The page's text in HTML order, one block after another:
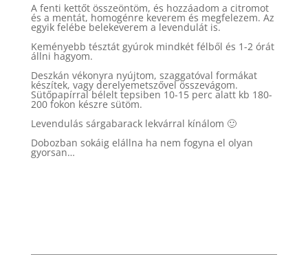
A fenti kettőt összeöntöm, és hozzáadom a citromot
és a mentát, homogénre keverem és megfelezem. Az
egyik felébe belekeverem a levendulát is.
Keményebb tésztát gyúrok mindkét félből és 1-2 órát
állni hagyom.
Deszkán vékonyra nyújtom, szaggatóval formákat
készítek, vagy derelyemetszővel összevágom.
Sütőpapírral bélelt tepsiben 10-15 perc alatt kb 180-
200 fokon készre sütöm.
Levendulás sárgabarack lekvárral kínálom 🙂
Dobozban sokáig elállna ha nem fogyna el olyan
gyorsan…